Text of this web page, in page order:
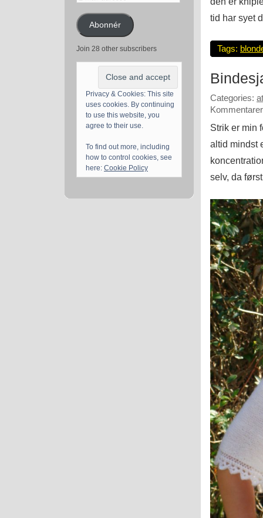
adresseAbonnér
Join 28 other subscribers
Privacy & Cookies: This site
uses cookies. By continuing
to use this website, you
agree to their use.
To find out more, including
how to control cookies, see
here: Cookie Policy
tid har syet
Tags:
Categories:
Strik er min
altid mindst
selv, da